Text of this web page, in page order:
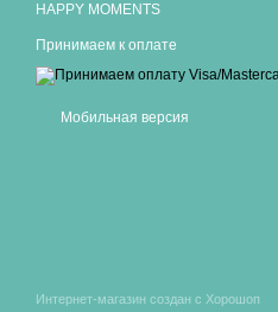
HAPPY MOMENTS
Принимаем к оплате
Мобильная версия
Интернет-магазин создан с Хорошоп